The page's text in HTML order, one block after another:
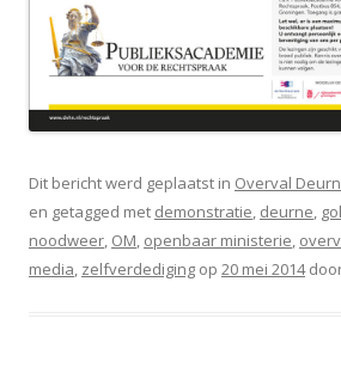
Dit bericht werd geplaatst in Overval
en getagged met demonstratie, deurne,
noodweer, OM, openbaar ministerie,
media, zelfverdediging op 20 mei 2014